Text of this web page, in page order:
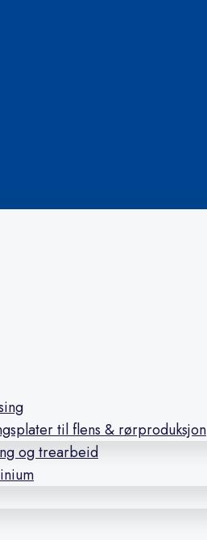
til flens & rørproduksjon
og trearbeid